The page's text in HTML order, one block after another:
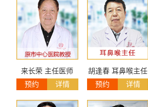
来长荣 主任医师
预约
详情
胡逢春 耳鼻喉主任
预约
详情